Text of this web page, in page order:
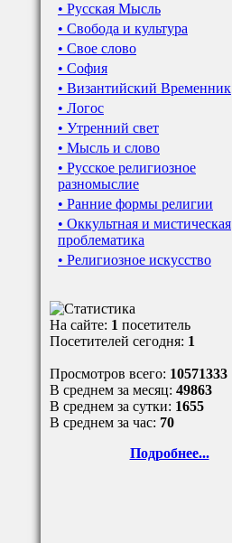
• Русская Мысль
• Свобода и культура
• Свое слово
• София
• Византийский Временник
• Логос
• Утренний свет
• Мысль и слово
• Русское религиозное
разномыслие
• Ранние формы религии
• Оккультная и мистическая
проблематика
• Религиозное искусство
На сайте: 1 посетитель
Посетителей сегодня: 1
Просмотров всего: 10571333
В среднем за месяц: 49863
В среднем за сутки: 1655
В среднем за час: 70
Подробнее...